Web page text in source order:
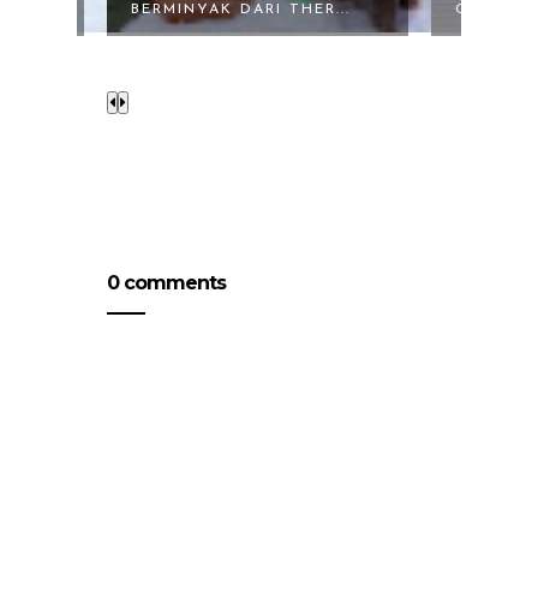
GOOD DAN SCARLE...
SERUM :
0 comments